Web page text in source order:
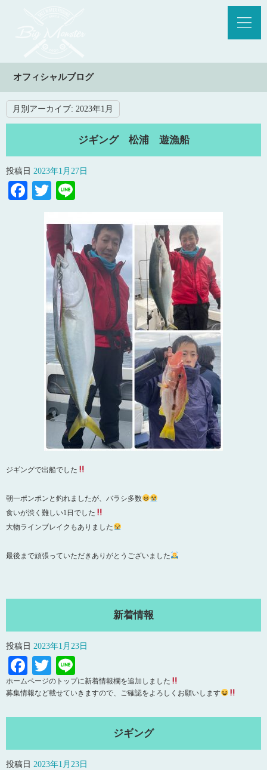
オフィシャルブログ
月別アーカイブ: 2023年1月
ジギング 松浦 遊漁船
投稿日 2023年1月27日
Facebook
Twitter
ジギングで出船でした
朝一ポンポンと釣れましたが、バラシ多数
食いが渋く難しい1日でした
大物ラインブレイクもありました
最後まで頑張っていただきありがとうございました
新着情報
投稿日 2023年1月23日
Facebook
Twitter
ホームページのトップに新着情報欄を追加しました
募集情報など載せていきますので、ご確認をよろしくお願いします
ジギング
投稿日 2023年1月23日